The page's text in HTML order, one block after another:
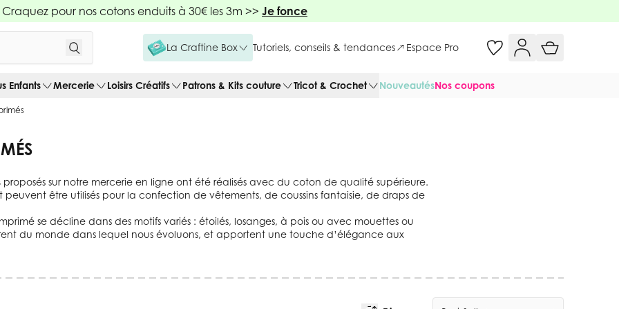
Craquez pour nos cotons enduits à 30€ les 3m >> Je fonce
La Craftine Box Tutoriels, conseils & tendances Espace Pro
Enfants Mercerie Loisirs Créatifs Patrons & Kits couture Tricot & Crochet NouveautésNos coupons
proposés sur notre mercerie en ligne ont été réalisés avec du coton de qualité supérieure.
peuvent être utilisés pour la confection de vêtements, de coussins fantaisie, de draps de
se décline dans des motifs variés : étoilés, losanges, à pois ou avec mouettes ou
du monde dans lequel nous évoluons, et apportent une touche d’élégance aux